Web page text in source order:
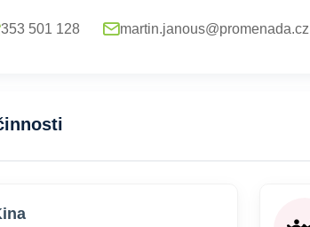
353 501 128 martin.janous@promenada.cz